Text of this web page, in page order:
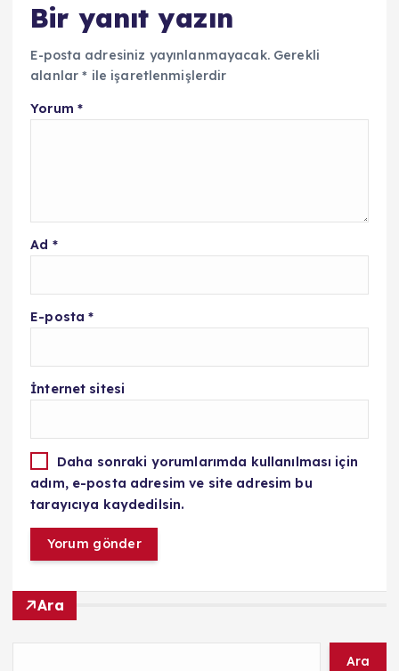
Bir yanıt yazın
E-posta adresiniz yayınlanmayacak. Gerekli
alanlar* ile işaretlenmişlerdir
Yorum *
Ad *
E-posta*
İnternet sitesi
Daha sonraki yorumlarımda kullanılması için
adım, e-posta adresim ve site adresim bu
tarayıcıya kaydedilsin.
Ara
Ara